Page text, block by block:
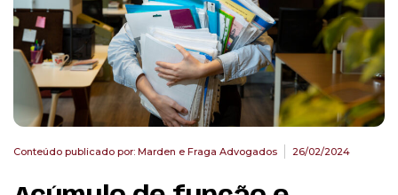
Conteúdo publicado por: Marden e Fraga Advogados 26/02/2024